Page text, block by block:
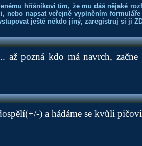
hříšníkovi tím, že mu dáš nějaké
nebo napsat veřejně vyplněním
ještě někdo jiný, zaregistruj si ji
pozná kdo má navrch, začne
) a hádáme se kvůli